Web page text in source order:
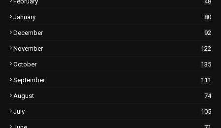
January 80
December 92
November 122
October 135
September 111
August 74
July 105